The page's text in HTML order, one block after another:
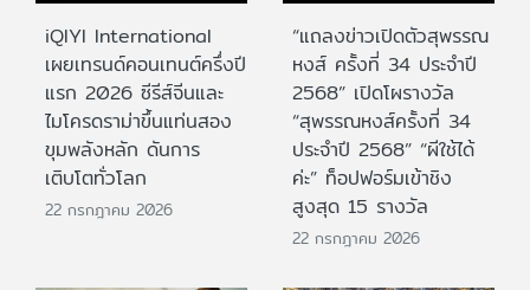
iQIYI International
เผยเทรนด์คอนเทนต์ครึ่งปี
แรก 2026 ซีรีส์จีนและ
ไมโครดราม่าขึ้นแท่นสอง
ขุมพลังหลัก ดันการ
เติบโตทั่วโลก
22 กรกฎาคม 2026
“แถลงข่าวเปิดตัวสุพรรณ
หงส์ ครั้งที่ 34 ประจำปี
2568” เปิดโผรางวัล
“สุพรรณหงส์ครั้งที่ 34
ประจำปี 2568” “ผีใช้ได้
ค่ะ” ท็อปฟอร์มเข้าชิง
สูงสุด 15 รางวัล
22 กรกฎาคม 2026